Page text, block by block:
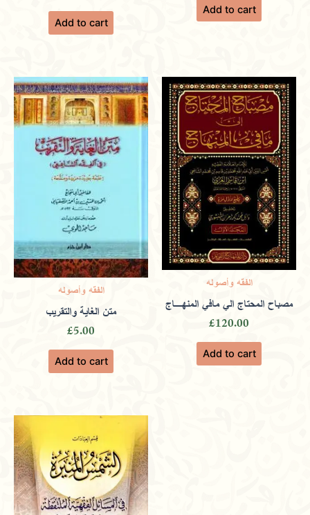
out of 5
Featuring exclusive editions and online
journey.
Rated4
out of 5
Leila (verified owner) March 9,
2024
Celebrate traditional values while
exploring modern perspectives in a
respectful environment.
product may leave a review.
Add to cart
Add to cart
الفقه وأصوله
متن الغاية والتقريب
£5.00
Add to cart
الفقه وأصوله
مصباح المحتاج الي مافي المنهـاج
£120.00
Add to cart